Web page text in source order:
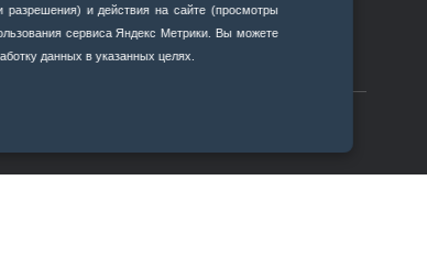
разрешения) и действия на сайте (просмотры
сервиса Яндекс Метрики. Вы можете
данных в указанных целях.